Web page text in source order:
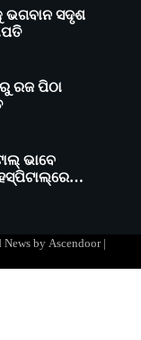
ରଜ ପିଠା
ଭାବେ
ଅଧୀନରେ
ପ୍ରଶିକ୍ଷଣ
ଉତ୍କର୍ଷତା ଓ
News by Ascendoor|